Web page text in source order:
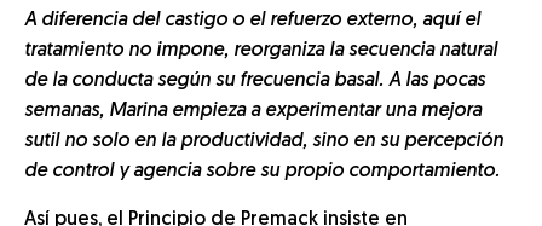
A diferencia del castigo o el refuerzo externo, aquí el
tratamiento no impone, reorganiza la secuencia natural
de la conducta según su frecuencia basal. A las pocas
semanas, Marina empieza a experimentar una mejora
sutil no solo en la productividad, sino en su percepción
de control y agencia sobre su propio comportamiento.
Así pues, el Principio de Premack insiste en